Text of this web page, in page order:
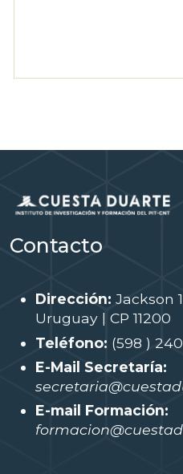
Contacto
Dirección: Jackson
Uruguay | CP 11200
Teléfono: (598 )
E-Mail Secretaría:
E-mail Formación: